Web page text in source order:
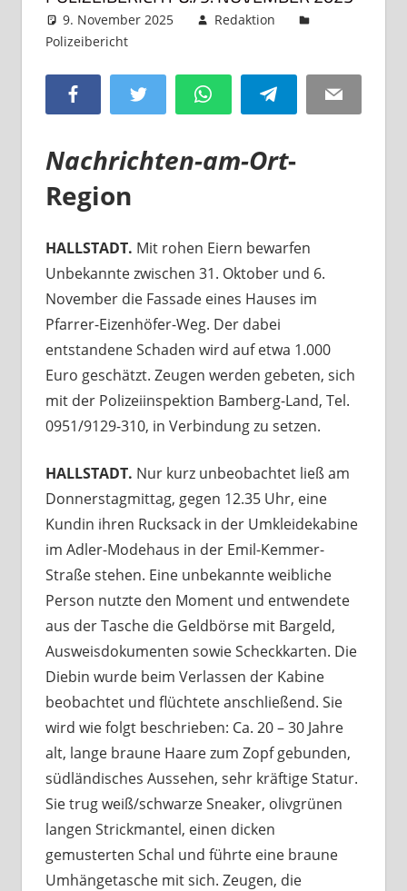
9. November 2025
Redaktion
Polizeibericht
Facebook Twitter WhatsAppTelegram Email
Nachrichten-am-Ort-
Region
HALLSTADT. Mit rohen Eiern bewarfen
Unbekannte zwischen 31. Oktober und 6.
November die Fassade eines Hauses im
Pfarrer-Eizenhöfer-Weg. Der dabei
entstandene Schaden wird auf etwa 1.000
Euro geschätzt. Zeugen werden gebeten, sich
mit der Polizeiinspektion Bamberg-Land, Tel.
0951/9129-310, in Verbindung zu setzen.
HALLSTADT. Nur kurz unbeobachtet ließ am
Donnerstagmittag, gegen 12.35 Uhr, eine
Kundin ihren Rucksack in der Umkleidekabine
im Adler-Modehaus in der Emil-Kemmer-
Straße stehen. Eine unbekannte weibliche
Person nutzte den Moment und entwendete
aus der Tasche die Geldbörse mit Bargeld,
Ausweisdokumenten sowie Scheckkarten. Die
Diebin wurde beim Verlassen der Kabine
beobachtet und flüchtete anschließend. Sie
wird wie folgt beschrieben: Ca. 20 – 30 Jahre
alt, lange braune Haare zum Zopf gebunden,
südländisches Aussehen, sehr kräftige Statur.
Sie trug weiß/schwarze Sneaker, olivgrünen
langen Strickmantel, einen dicken
gemusterten Schal und führte eine braune
Umhängetasche mit sich. Zeugen, die